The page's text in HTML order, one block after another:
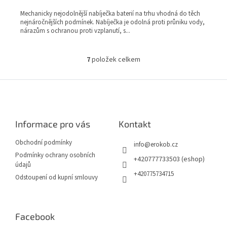
Mechanicky nejodolnější nabíječka baterií na trhu vhodná do těch
nejnáročnějších podmínek. Nabíječka je odolná proti průniku vody,
nárazům s ochranou proti vzplanutí, s...
O
l
7položek celkem
Informace pro vás
Obchodní podmínky
Podmínky ochrany osobních
údajů
Odstoupení od kupní smlouvy
Kontakt
info@erokob.cz
+420777733503 (eshop)
+420775734715
Facebook